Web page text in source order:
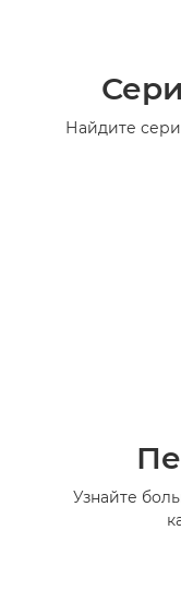
Найдите
Узнайте